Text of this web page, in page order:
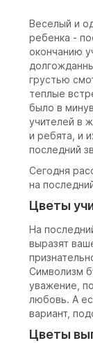
Веселый и
ребенка -
окончанию
грустью
теплые
было в
учителей в
и ребята, и
последний
Сегодня
на
Цветы
На
выразят
Символизм
уважение,
любовь. А
вариант,
Цветы